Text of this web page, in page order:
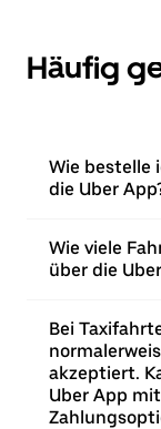
Häufig
Wie bestelle
die Uber
Wie viele
über die
Bei
akzeptiert.
Uber App